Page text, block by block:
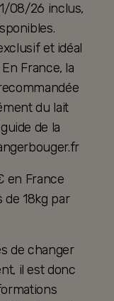
08/26 inclus,
et idéal
France, la
du lait
de la
en France
de 18kg par
de changer
il est donc